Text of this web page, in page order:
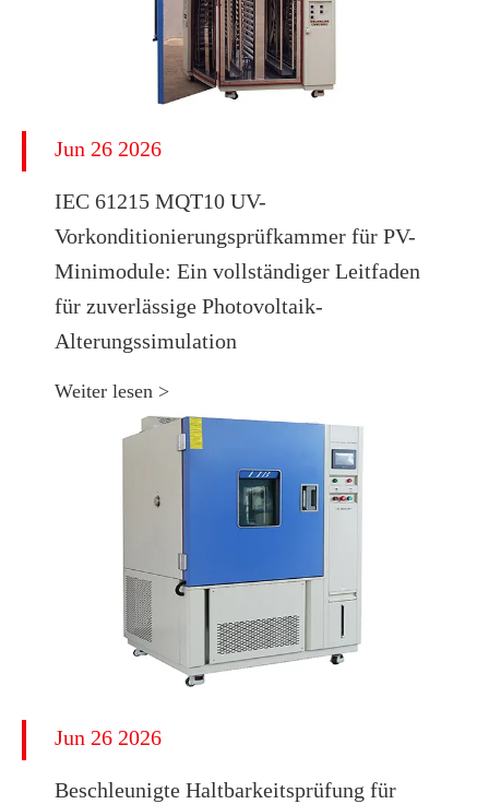
Jun 26 2026
IEC 61215 MQT10 UV-
Vorkonditionierungsprüfkammer für PV-
Minimodule: Ein vollständiger Leitfaden
für zuverlässige Photovoltaik-
Alterungssimulation
Weiter lesen >
Jun 26 2026
Beschleunigte Haltbarkeitsprüfung für